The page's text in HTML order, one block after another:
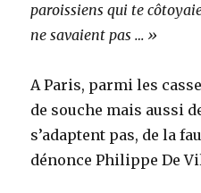
paroissiens qui te
ne savaient pas … »
A Paris, parmi les
de souche mais aussi
s’adaptent pas, de la
dénonce Philippe De